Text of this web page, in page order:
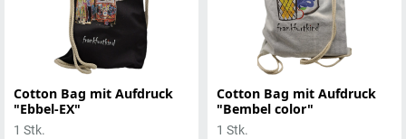
Cotton Bag mit Aufdruck
"Ebbel-EX"
1 Stk.
Cotton Bag mit Aufdruck
"Bembel color"
1 Stk.